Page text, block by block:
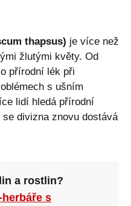
thapsus) je více než
žlutými květy. Od
přírodní lék při
s ušním
lidí hledá přírodní
divizna znovu dostává
a rostlin?
s